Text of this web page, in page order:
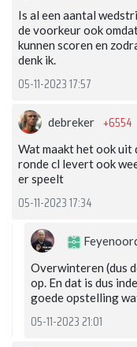
Is al een aantal
de voorkeur ook
kunnen scoren en
denk ik.
05-11-2023 17:57
debreker +6554
Wat maakt het ook uit
ronde cl levert ook
er speelt
05-11-2023 17:34
Overwinteren (dus
op. En dat is dus
goede opstelling
05-11-2023 21:01